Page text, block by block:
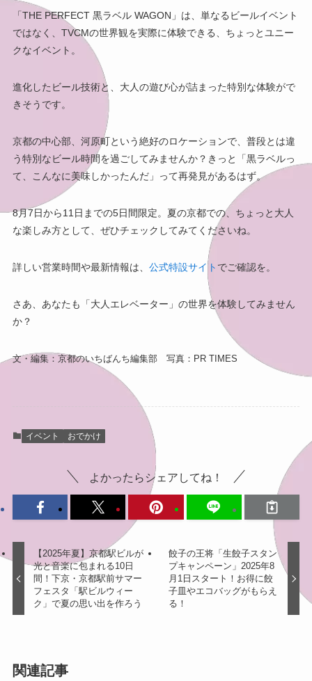
「THE PERFECT 黒ラベル WAGON」は、単なるビールイベント
ではなく、TVCMの世界観を実際に体験できる、ちょっとユニー
クなイベント。
進化したビール技術と、大人の遊び心が詰まった特別な体験がで
きそうです。
京都の中心部、河原町という絶好のロケーションで、普段とは違
う特別なビール時間を過ごしてみませんか？きっと「黒ラベルっ
て、こんなに美味しかったんだ」って再発見があるはず。
8月7日から11日までの5日間限定。夏の京都での、ちょっと大人
な楽しみ方として、ぜひチェックしてみてくださいね。
詳しい営業時間や最新情報は、 公式特設サイト でご確認を。
さあ、あなたも「大人エレベーター」の世界を体験してみません
か？
文・編集：京都のいちばんち編集部 写真：PR TIMES
イベント おでかけ
よかったらシェアしてね！
【2025年夏】京都駅ビルが
光と音楽に包まれる10日
間！下京・京都駅前サマー
フェスタ「駅ビルウィー
ク」で夏の思い出を作ろう
餃子の王将「生餃子スタン
プキャンペーン」2025年8
月1日スタート！お得に餃
子皿やエコバッグがもらえ
る！
関連記事